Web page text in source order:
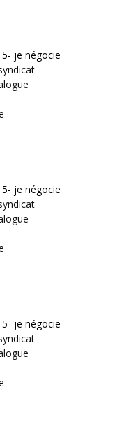
je négocie
je négocie
je négocie